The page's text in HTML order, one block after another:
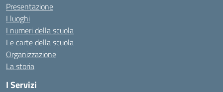
Presentazione
I luoghi
I numeri della scuola
Le carte della scuola
Organizzazione
La storia
I Servizi